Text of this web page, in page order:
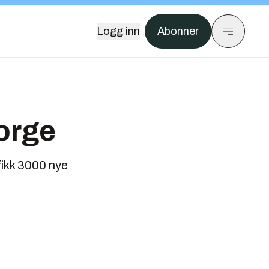
Logg inn Abonner
3000 nye